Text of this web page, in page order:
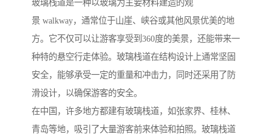
玻璃栈道是一种以玻璃为主要材料建造的观
景 walkway，通常位于山崖、峡谷或其他风景优美的地
方。它不仅可以让游客享受到360度的美景，还能带来一
种特的悬空行走体验。玻璃栈道在结构设计上通常坚固
安全，能够承受一定的重量和冲击力，同时还采用了防
滑设计，以确保游客的安全。
在中国，许多地方都建有玻璃栈道，如张家界、桂林、
青岛等地，吸引了大量游客前来体验和拍照。玻璃栈道